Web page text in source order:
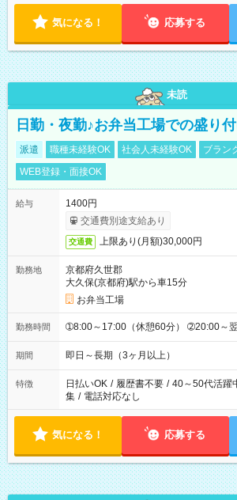
ます。 ※曜日固定（毎週同じ曜日での
気になる！ 応募する
未読
日勤・夜勤♪お弁当工場での盛り
派遣 職種未経験OK 社会人未経験OK
ブラン
WEB登録・面接OK
給与
1400円
交通費別途支給あり
交通費 上限あり(月額)30,000円
勤務地
京都府久世郡
大久保(京都府)駅から車15分
お弁当工場
勤務時間 ➀8:00～17:00（休憩60分） ➁20:00～翌
期間 即日～長期（3ヶ月以上）
特徴 日払いOK / 履歴書不要 / 40～50代活躍
集 / 電話対応なし
気になる！ 応募する